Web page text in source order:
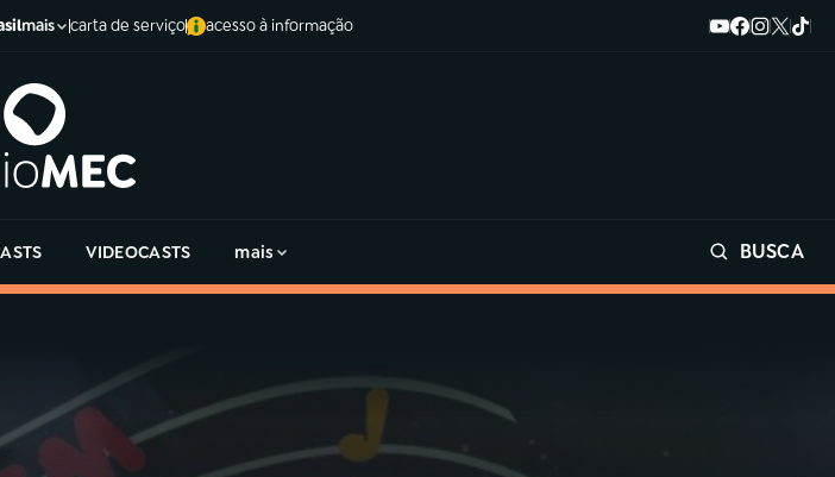
mais carta de serviço acesso à informação
VIDEOCASTS mais BUSCA